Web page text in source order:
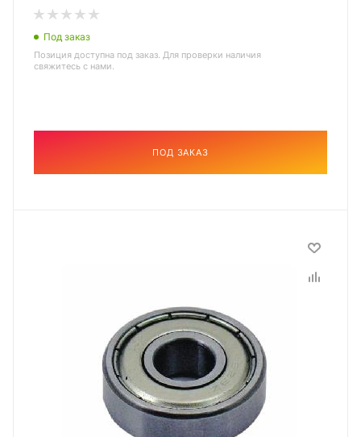
Под заказ
Позиция доступна под заказ. Для проверки наличия
свяжитесь с нами.
ПОД ЗАКАЗ